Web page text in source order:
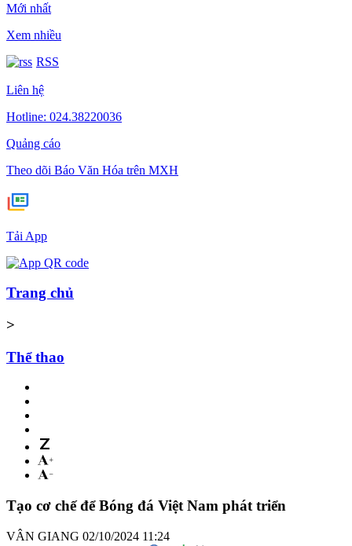
Mới nhất
Xem nhiều
RSS
Liên hệ
Hotline: 024.38220036
Quảng cáo
Theo dõi Báo Văn Hóa trên MXH
Tải App
Trang chủ
>
Thể thao
Tạo cơ chế để Bóng đá Việt Nam phát triển
VÂN GIANG 02/10/2024 11:24